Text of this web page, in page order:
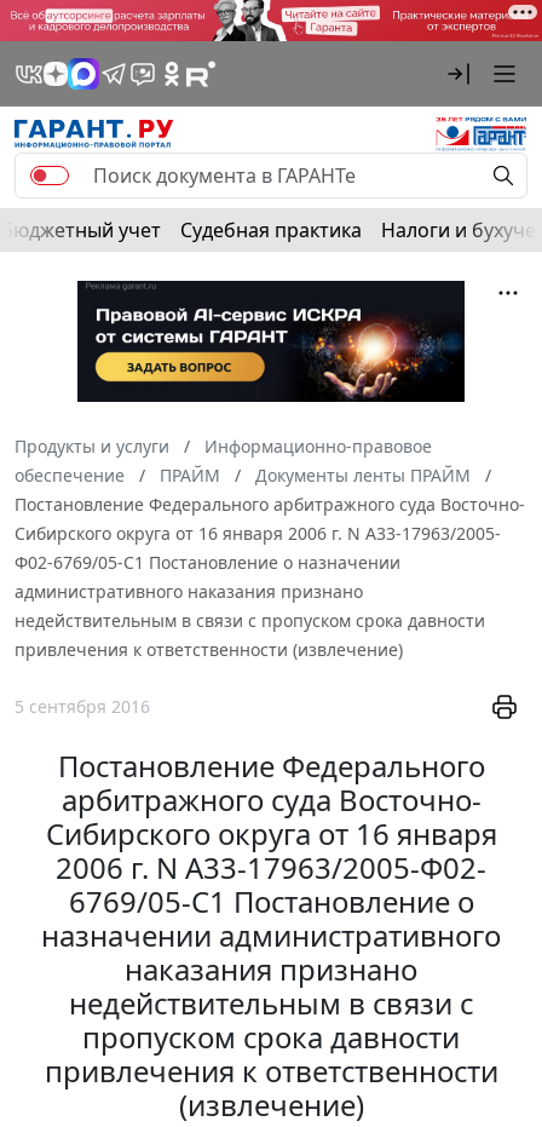
Бюджетный учет Судебная практика Налоги и
Продукты и услуги
Информационно-правовое
обеспечение
ПРАЙМ
Документы ленты ПРАЙМ
Постановление Федерального арбитражного суда Восточно-
Сибирского округа от 16 января 2006 г. N А33-17963/2005-
Ф02-6769/05-С1 Постановление о назначении
административного наказания признано
недействительным в связи с пропуском срока давности
привлечения к ответственности (извлечение)
5 сентября 2016
Постановление Федерального
арбитражного суда Восточно-
Сибирского округа от 16 января
2006 г. N А33-17963/2005-Ф02-
6769/05-С1 Постановление о
назначении административного
наказания признано
недействительным в связи с
пропуском срока давности
привлечения к ответственности
(извлечение)